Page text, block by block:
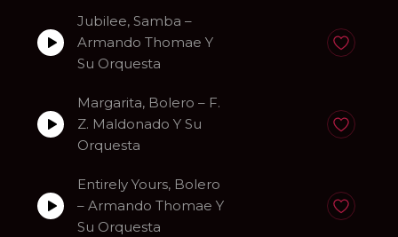
Jubilee, Samba –
Armando Thomae Y
Su Orquesta
Anadir a
Margarita, Bolero – F.
Z. Maldonado Y Su
Orquesta
Anadir a
Entirely Yours, Bolero
– Armando Thomae Y
Su Orquesta
Anadir a